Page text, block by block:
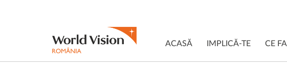
ACASĂ IMPLICĂ-TE CE